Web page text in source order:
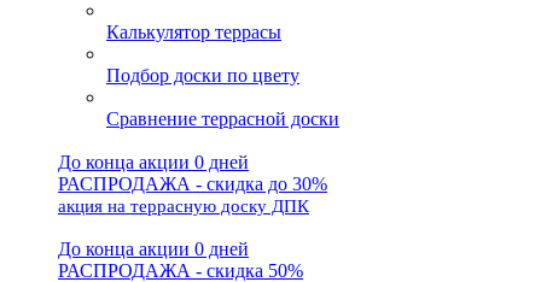
Калькулятор террасы
Подбор доски по цвету
Сравнение террасной доски
До конца акции 0 дней
РАСПРОДАЖА - скидка до 30%
акция на террасную доску ДПК
До конца акции 0 дней
РАСПРОДАЖА - скидка 50%